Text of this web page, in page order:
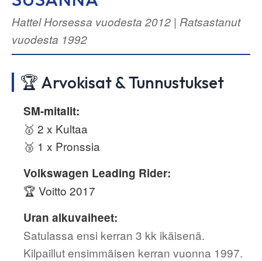
Hattel Horsessa vuodesta 2012 | Ratsastanut
vuodesta 1992
🏆 Arvokisat & Tunnustukset
SM-mitalit:
🥇 2 x Kultaa
🥉 1 x Pronssia
Volkswagen Leading Rider:
🏆 Voitto 2017
Uran alkuvaiheet:
Satulassa ensi kerran 3 kk ikäisenä.
Kilpaillut ensimmäisen kerran vuonna 1997.